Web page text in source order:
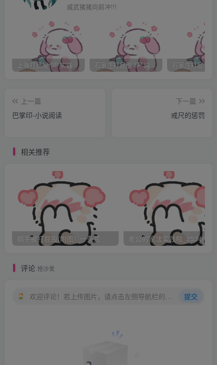
威武猪猪向前冲!!!
上海打屁股 SP 实践 石家庄打屁股 SP 纯实践
上一篇
巴掌印-小说阅读
下一篇
戒尺的惩罚
相关推荐
纲手被打屁股(附图)_一条荒 老公的家法实践啦
评论 抢沙发
欢迎评论！若上传图片，请点击左侧导航栏的图床工具，获取图片链接。 提交